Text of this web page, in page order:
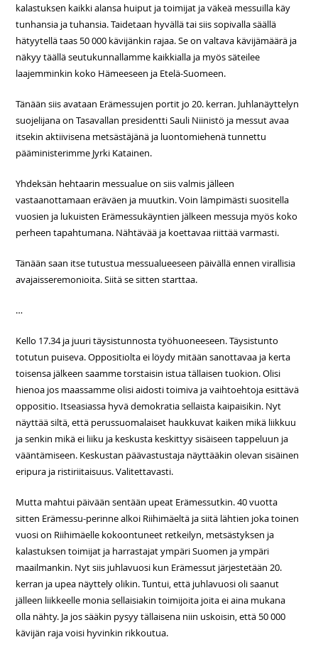
kalastuksen kaikki alansa huiput ja toimijat ja väkeä messuilla käy
tunhansia ja tuhansia. Taidetaan hyvällä tai siis sopivalla säällä
hätyytellä taas 50 000 kävijänkin rajaa. Se on valtava kävijämäärä ja
näkyy täällä seutukunnallamme kaikkialla ja myös säteilee
laajemminkin koko Hämeeseen ja Etelä-Suomeen.
Tänään siis avataan Erämessujen portit jo 20. kerran. Juhlanäyttelyn
suojelijana on Tasavallan presidentti Sauli Niinistö ja messut avaa
itsekin aktiivisena metsästäjänä ja luontomiehenä tunnettu
pääministerimme Jyrki Katainen.
Yhdeksän hehtaarin messualue on siis valmis jälleen
vastaanottamaan eräväen ja muutkin. Voin lämpimästi suositella
vuosien ja lukuisten Erämessukäyntien jälkeen messuja myös koko
perheen tapahtumana. Nähtävää ja koettavaa riittää varmasti.
Tänään saan itse tutustua messualueeseen päivällä ennen virallisia
avajaisseremonioita. Siitä se sitten starttaa.
…
Kello 17.34 ja juuri täysistunnosta työhuoneeseen. Täysistunto
totutun puiseva. Oppositiolta ei löydy mitään sanottavaa ja kerta
toisensa jälkeen saamme torstaisin istua tällaisen tuokion. Olisi
hienoa jos maassamme olisi aidosti toimiva ja vaihtoehtoja esittävä
oppositio. Itseasiassa hyvä demokratia sellaista kaipaisikin. Nyt
näyttää siltä, että perussuomalaiset haukkuvat kaiken mikä liikkuu
ja senkin mikä ei liiku ja keskusta keskittyy sisäiseen tappeluun ja
vääntämiseen. Keskustan päävastustaja näyttääkin olevan sisäinen
eripura ja ristiriitaisuus. Valitettavasti.
Mutta mahtui päivään sentään upeat Erämessutkin. 40 vuotta
sitten Erämessu-perinne alkoi Riihimäeltä ja siitä lähtien joka toinen
vuosi on Riihimäelle kokoontuneet retkeilyn, metsästyksen ja
kalastuksen toimijat ja harrastajat ympäri Suomen ja ympäri
maailmankin. Nyt siis juhlavuosi kun Erämessut järjestetään 20.
kerran ja upea näyttely olikin. Tuntui, että juhlavuosi oli saanut
jälleen liikkeelle monia sellaisiakin toimijoita joita ei aina mukana
olla nähty. Ja jos sääkin pysyy tällaisena niin uskoisin, että 50 000
kävijän raja voisi hyvinkin rikkoutua.